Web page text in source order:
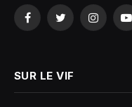
FacebookTwitter
SUR LE VIF